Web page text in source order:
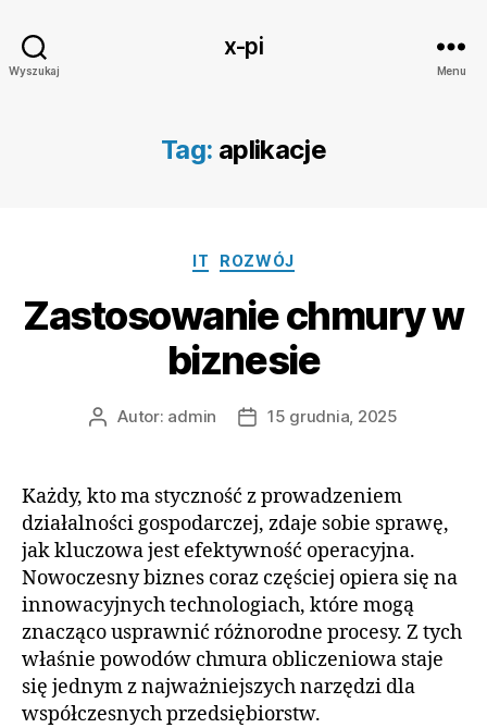
Wyszukaj
x-pi
Menu
Tag: aplikacje
Kategorie
IT ROZWÓJ
Zastosowanie chmury w
biznesie
AutorAutor: admin
Data15 grudnia, 2025
Każdy, kto ma styczność z prowadzeniem
działalności gospodarczej, zdaje sobie sprawę,
jak kluczowa jest efektywność operacyjna.
Nowoczesny biznes coraz częściej opiera się na
innowacyjnych technologiach, które mogą
znacząco usprawnić różnorodne procesy. Z tych
właśnie powodów chmura obliczeniowa staje
się jednym z najważniejszych narzędzi dla
współczesnych przedsiębiorstw.